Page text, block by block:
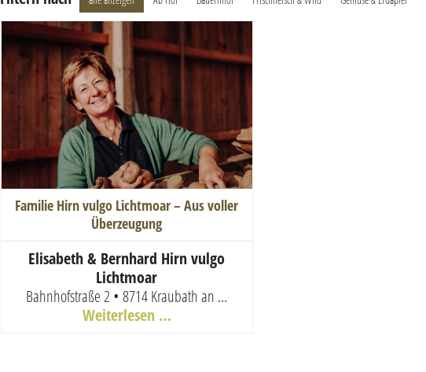
Familie Hirn vulgo Lichtmoar – Aus voller
Überzeugung
Elisabeth & Bernhard Hirn vulgo
Lichtmoar
Bahnhofstraße 2 • 8714 Kraubath an ...
Weiterlesen …